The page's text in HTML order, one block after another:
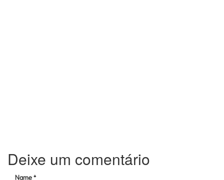
Deixe um comentário
Name *